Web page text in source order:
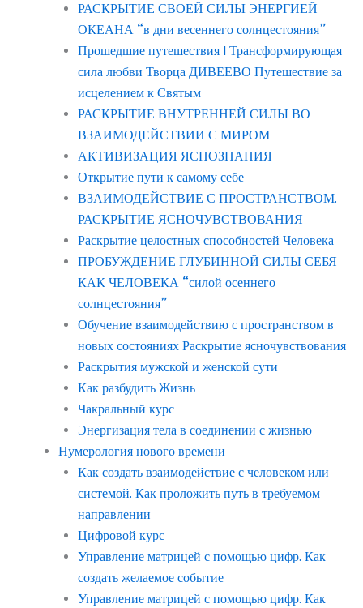
РАСКРЫТИЕ СВОЕЙ СИЛЫ ЭНЕРГИЕЙ
ОКЕАНА “в дни весеннего солнцестояния”
Прошедшие путешествия | Трансформирующая
сила любви Творца ДИВЕЕВО Путешествие за
исцелением к Святым
РАСКРЫТИЕ ВНУТРЕННЕЙ СИЛЫ ВО
ВЗАИМОДЕЙСТВИИ С МИРОМ
АКТИВИЗАЦИЯ ЯСНОЗНАНИЯ
Открытие пути к самому себе
ВЗАИМОДЕЙСТВИЕ С ПРОСТРАНСТВОМ.
РАСКРЫТИЕ ЯСНОЧУВСТВОВАНИЯ
Раскрытие целостных способностей Человека
ПРОБУЖДЕНИЕ ГЛУБИННОЙ СИЛЫ СЕБЯ
КАК ЧЕЛОВЕКА “силой осеннего
солнцестояния”
Обучение взаимодействию с пространством в
новых состояниях Раскрытие ясночувствования
Раскрытия мужской и женской сути
Как разбудить Жизнь
Чакральный курс
Энергизация тела в соединении с жизнью
Нумерология нового времени
Как создать взаимодействие с человеком или
системой. Как проложить путь в требуемом
направлении
Цифровой курс
Управление матрицей с помощью цифр. Как
создать желаемое событие
Управление матрицей с помощью цифр. Как